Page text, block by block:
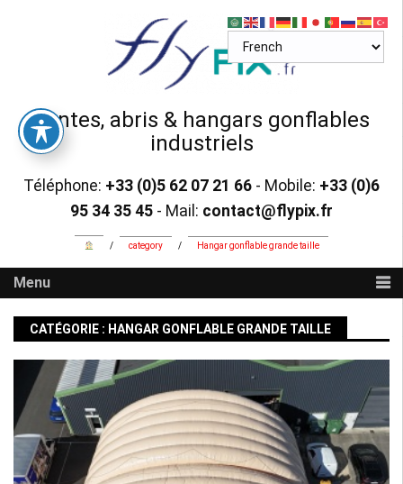
Tentes, abris & hangars gonflables
industriels
Téléphone: +33 (0)5 62 07 21 66 - Mobile: +33 (0)6
95 34 35 45 - Mail: contact@flypix.fr
/ category / Hangar gonflable grande taille
Menu
CATÉGORIE : HANGAR GONFLABLE GRANDE TAILLE